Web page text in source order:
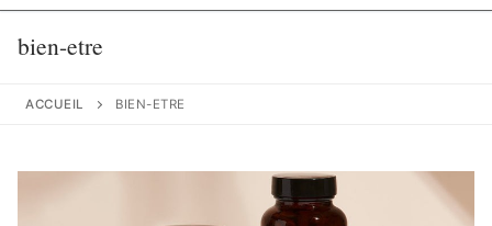
bien-etre
ACCUEIL BIEN-ETRE